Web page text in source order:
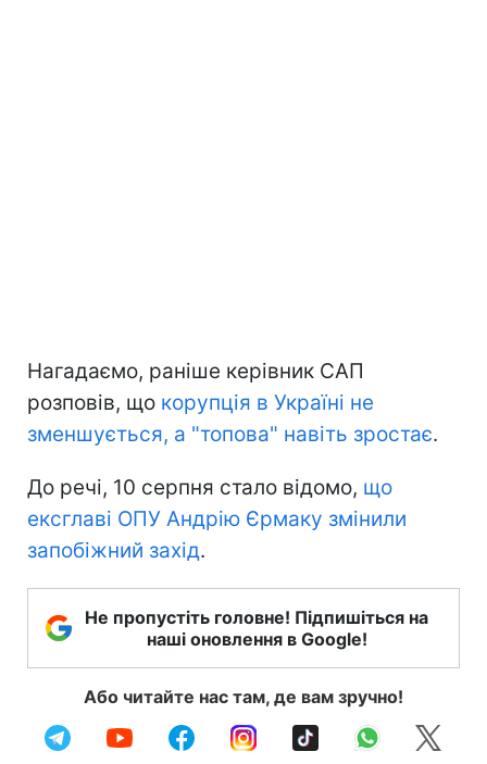
Нагадаємо, раніше керівник САП
розповів, що корупція в Україні не
зменшується, а "топова" навіть зростає.
До речі, 10 серпня стало відомо, що
ексглаві ОПУ Андрію Єрмаку змінили
запобіжний захід.
Не пропустіть головне! Підпишіться на
наші оновлення в Google!
Або читайте нас там, де вам зручно!